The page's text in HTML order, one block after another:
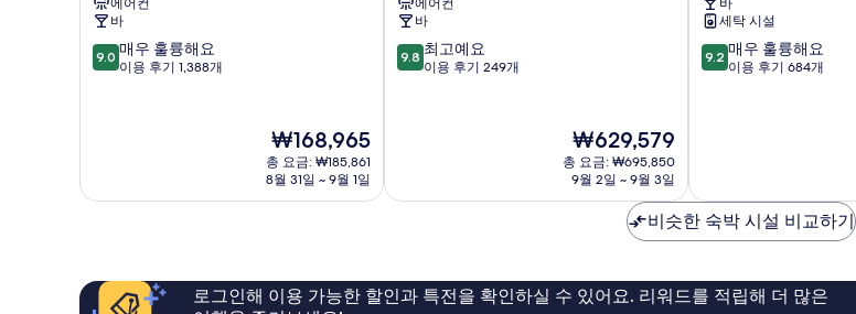
시
타
파
크
바
10
점
우
요,
이
9.0 매우 훌륭해요
이용 후기 1,388개
현
재
요
₩168,965
총 요금: ₩185,861
8월 31일 ~ 9월 1일
구 바
10
점
고
용
후
9.8 최고예요
이용 후기 249개
현
재
요
₩629,579
₩629,579
총 요금: ₩695,850
9월 2일 ~ 9월 3일
텔
시
모
키
야
세탁 시설
10
점
우
훌
륭
요,
이
9.2 매우 훌륭해요
이용 후기 684개
비슷한 숙박 시설 비교하기
로그인해 이용 가능한 할인과 특전을 확인하실 수 있어요. 리워드를 적립해 더 많은